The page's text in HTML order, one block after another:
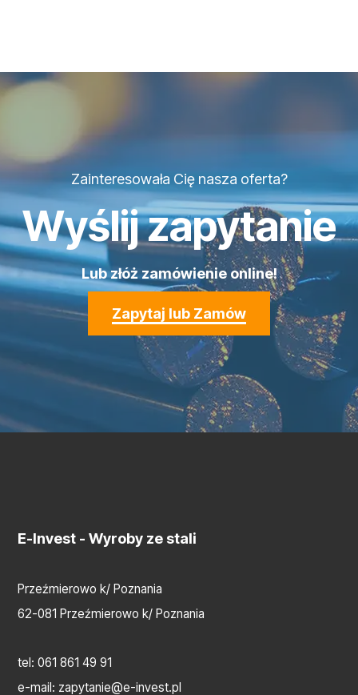
Zainteresowała Cię nasza oferta?
Wyślij zapytanie
Lub złóż zamówienie online!
Zapytaj lub Zamów
E-Invest - Wyroby ze stali
Przeźmierowo k/ Poznania
62-081 Przeźmierowo k/ Poznania
tel:061 861 49 91
e-mail: zapytanie@e-invest.pl